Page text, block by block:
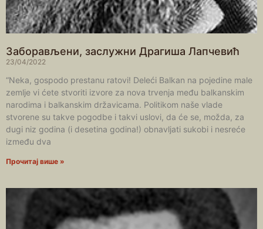
Заборављени, заслужни Драгиша Лапчевић
23/04/2022
“Neka, gospodo prestanu ratovi! Deleći Balkan na pojedine male
zemlje vi ćete stvoriti izvore za nova trvenja među balkanskim
narodima i balkanskim državicama. Politikom naše vlade
stvorene su takve pogodbe i takvi uslovi, da će se, možda, za
dugi niz godina (i desetina godina!) obnavljati sukobi i nesreće
između dva
Прочитај више »